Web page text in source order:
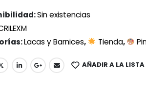
Sin existencias
Lacas y Barnices, Tienda,
AÑADIR A LA LISTA